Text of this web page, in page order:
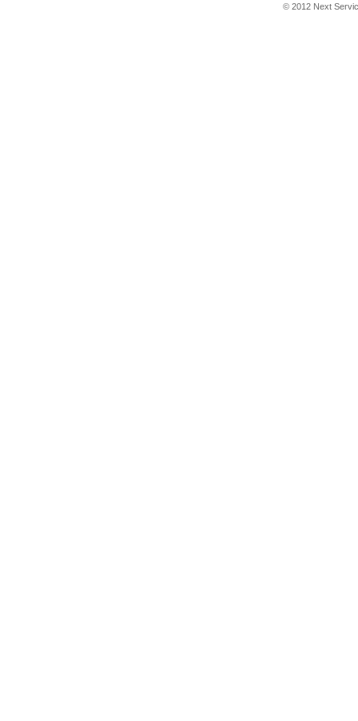
© 2012 Next